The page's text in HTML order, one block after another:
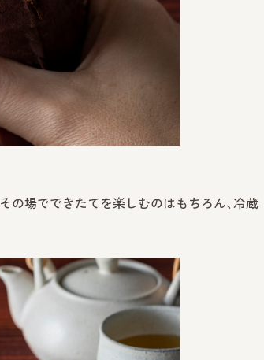
その場でできたてを楽しむのはもちろん、冷蔵